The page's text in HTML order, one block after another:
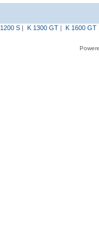
S| K 1300 GT| K 1600 GT